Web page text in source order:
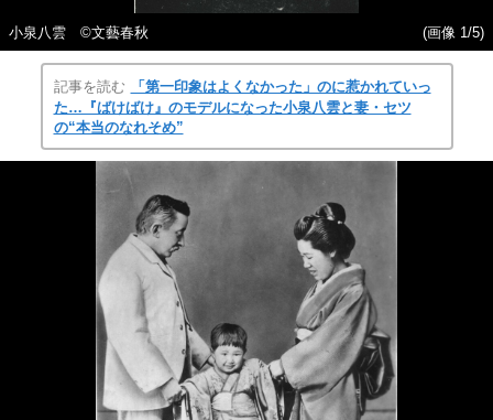
小泉八雲 ©文藝春秋 (画像 1/5)
記事を読む
「第一印象はよくなかった」のに惹かれていっ
た…『ばけばけ』のモデルになった小泉八雲と妻・セツ
の“本当のなれそめ”